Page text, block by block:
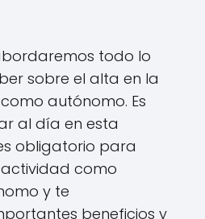
todo lo
sobre el alta en la
autónomo. Es
al día en esta
obligatorio para
como
y te
beneficios y